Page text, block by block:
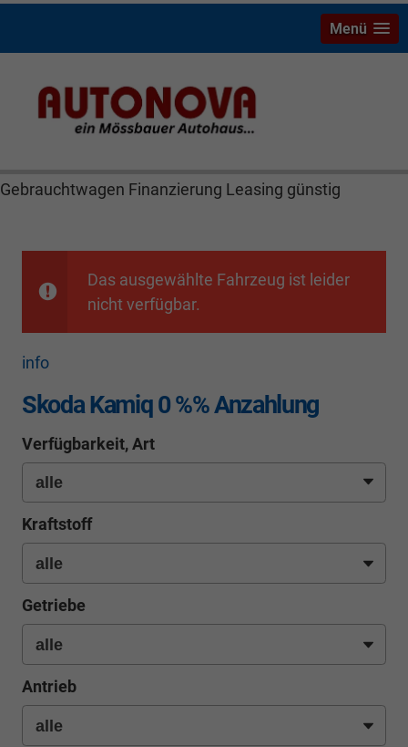
Skoda Kamiq Mössbauer Autonova Bayreuth Brucker
MGS Räthel Marktredwitz Wiesau Wunsiedel Hof
Gebrauchtwagen Finanzierung Leasing günstig
Menü
Das ausgewählte Fahrzeug ist leider
nicht verfügbar.
info
Skoda Kamiq 0 %% Anzahlung
Verfügbarkeit, Art
Kraftstoff
Getriebe
Antrieb